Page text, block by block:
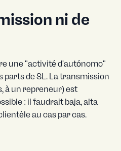
ni de
une "activité d'autónomo"
parts de SL. La transmission
à un repreneur) est
: il faudrait baja, alta
au cas par cas.